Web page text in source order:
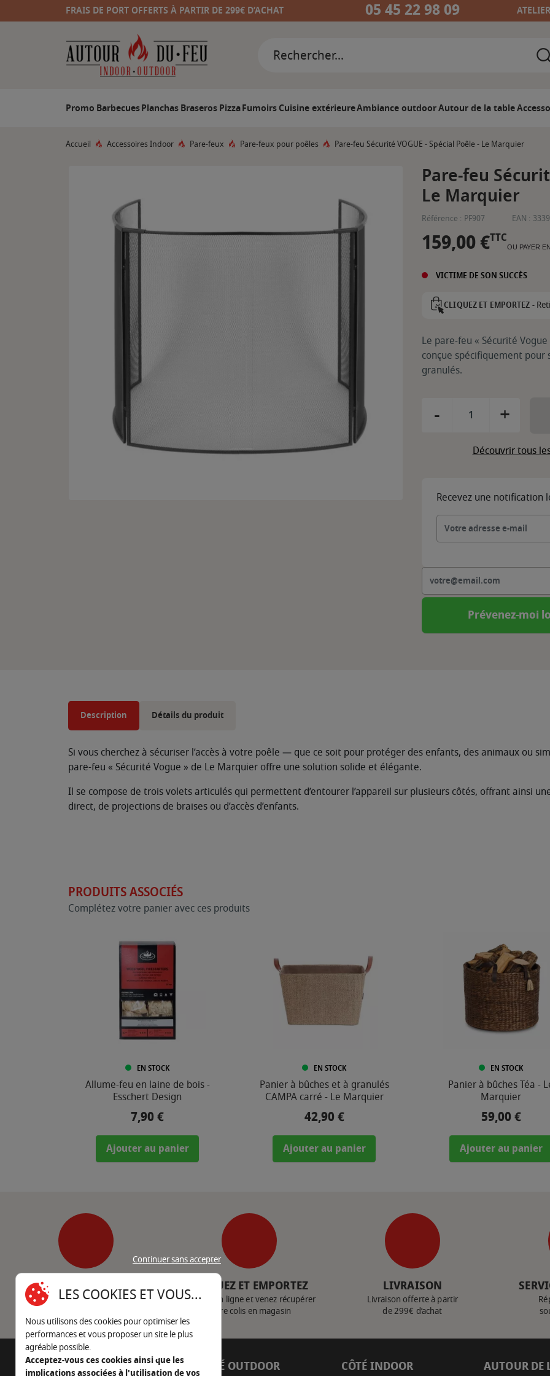
FRAIS DE PORT OFFERTS À PARTIR DE 299€ D’ACHAT 05 45 22 98 09
Promo BarbecuesPlanchasBraserosPizzaFumoirsCuisine extérieureAmbiance outdoorAutour de la table
Accueil Accessoires Indoor Pare-feux Pare-feux pour poêles Pare-feu Sécurité VOGUE - Spécial Poêle - Le Marquier
Pare-feu
Le Marquier
Référence : PF907 EAN :
159,00 €TTC
OU PAYER
VICTIME DE SON SUCCÈS
CLIQUEZ ET EMPORTEZ -
Le pare-feu « Sécurité
conçue spécifiquement pour
granulés.
- +
Découvrir tous
Recevez une notification
Prévenez-moi
Description Détails du produit
Si vous cherchez à sécuriser l’accès à votre poêle — que ce soit pour protéger des enfants, des animaux ou
pare-feu « Sécurité Vogue » de Le Marquier offre une solution solide et élégante.
Il se compose de trois volets articulés qui permettent d’entourer l’appareil sur plusieurs côtés, offrant ainsi
direct, de projections de braises ou d’accès d’enfants.
PRODUITS ASSOCIÉS
Complétez votre panier avec ces produits
EN STOCK
Allume-feu en laine de bois -
Esschert Design
Prix
7,90 €
Ajouter au panier
EN STOCK
Panier à bûches et à granulés
CAMPA carré - Le Marquier
Prix
42,90 €
Ajouter au panier
EN STOCK
Panier à bûches Téa -
Marquier
Prix
59,00 €
Ajouter au panier
SERVICE CLIENT
Nous contacter
CLIQUEZ ET EMPORTEZ
Achetez en ligne et venez récupérer
votre colis en magasin
LIVRAISON
Livraison offerte à partir
de 299€ d’achat
AUTOUR DU FEU CÔTÉ OUTDOOR CÔTÉ INDOOR AUTOUR DE
Continuer sans accepter
LES COOKIES ET VOUS...
Nous utilisons des cookies pour optimiser les
performances et vous proposer un site le plus
agréable possible.
Acceptez-vous ces cookies ainsi que les
implications associées à l'utilisation de vos